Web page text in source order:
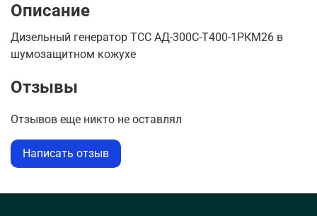
Описание
Дизельный генератор ТСС АД-300С-Т400-1РКМ26 в
шумозащитном кожухе
Отзывы
Отзывов еще никто не оставлял
Написать отзыв